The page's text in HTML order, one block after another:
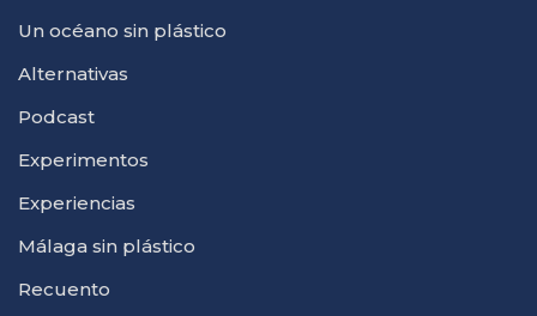
Un océano sin plástico
Alternativas
Podcast
Experimentos
Experiencias
Málaga sin plástico
Recuento